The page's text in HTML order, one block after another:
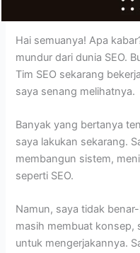
Hai semuanya! Apa
mundur dari dunia SEO.
Tim SEO sekarang
saya senang melihatnya.
Banyak yang bertanya
saya lakukan sekarang.
membangun sistem,
seperti SEO.
Namun, saya tidak
masih membuat konsep,
untuk mengerjakannya.